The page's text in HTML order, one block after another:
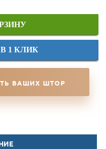
1 КЛИК
ВАШИХ ШТОР